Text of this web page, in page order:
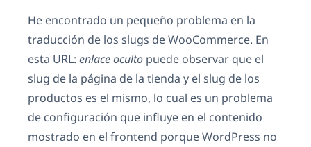
He encontrado un pequeño problema en la
traducción de los slugs de WooCommerce. En
esta URL: enlace oculto puede observar que el
slug de la página de la tienda y el slug de los
productos es el mismo, lo cual es un problema
de configuración que influye en el contenido
mostrado en el frontend porque WordPress no